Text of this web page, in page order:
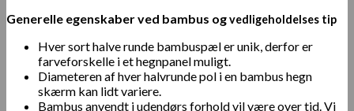
Generelle egenskaber ved bambus ogvedligeholdelses tip
Hver sort halve runde bambuspæl er unik, derfor er
farveforskelle i et hegnpanel muligt.
Diameteren af hver halvrunde pol i en bambus hegn
skærm kan lidt variere.
Bambus anvendt i udendørs forhold vil være over tid. Vi